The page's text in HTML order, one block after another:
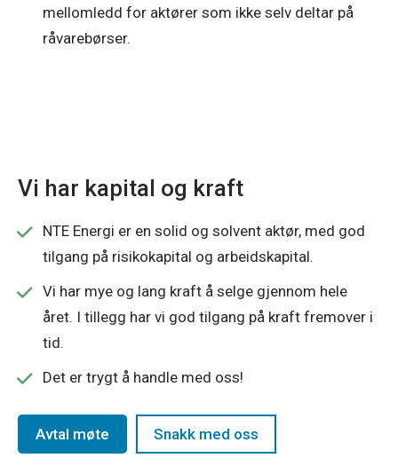
mellomledd for aktører som ikke selv deltar på
råvarebørser.
Vi har kapital og kraft
NTE Energi er en solid og solvent aktør, med god
tilgang på risikokapital og arbeidskapital.
Vi har mye og lang kraft å selge gjennom hele
året. I tillegg har vi god tilgang på kraft fremover i
tid.
Det er trygt å handle med oss!
Avtal møte Snakk med oss